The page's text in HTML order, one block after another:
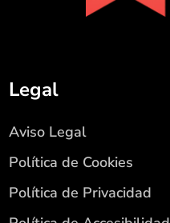
Legal
Aviso Legal
Política de Cookies
Política de Privacidad